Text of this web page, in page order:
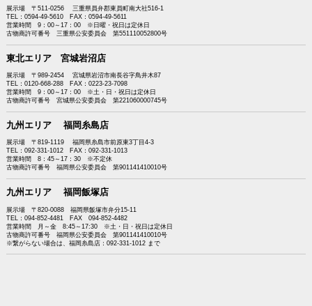
展示場 〒511-0256 三重県員弁郡東員町南大社516-1
TEL：0594-49-5610 FAX：0594-49-5611
営業時間 9：00～17：00 ※日曜・祝日は定休日
古物商許可番号 三重県公安委員会 第551110052800号
東北エリア 宮城岩沼店
展示場 〒989-2454 宮城県岩沼市南長谷字鳥井木87
TEL：0120-668-288 FAX：0223-23-7098
営業時間 9：00～17：00 ※土・日・祝日は定休日
古物商許可番号 宮城県公安委員会 第221060000745号
九州エリア 福岡糸島店
展示場 〒819-1119 福岡県糸島市前原東3丁目4-3
TEL：092-331-1012 FAX：092-331-1013
営業時間 8：45～17：30 ※不定休
古物商許可番号 福岡県公安委員会 第901141410010号
九州エリア 福岡飯塚店
展示場 〒820-0088 福岡県飯塚市弁分15-11
TEL：094-852-4481 FAX 094-852-4482
営業時間 月～金 8:45～17:30 ※土・日・祝日は定休日
古物商許可番号 福岡県公安委員会 第901141410010号
※繋がらない場合は、福岡糸島店：092-331-1012 まで